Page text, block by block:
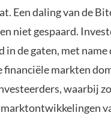
Een daling van de
niet gespaard.
de gaten, met name
markten
waarbij